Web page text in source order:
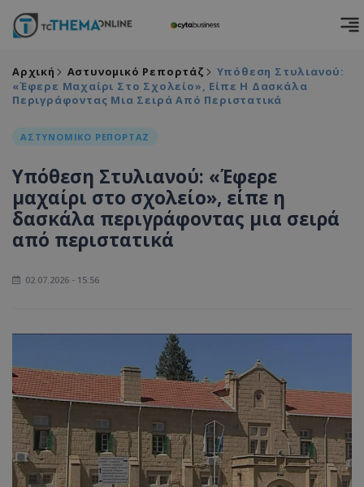
Αρχική Αστυνομικό Ρεπορτάζ
Υπόθεση Στυλιανού:
«Έφερε Μαχαίρι Στο Σχολείο», Είπε Η Δασκάλα
Περιγράφοντας Μια Σειρά Από Περιστατικά
ΑΣΤΥΝΟΜΙΚΟ ΡΕΠΟΡΤΑΖ
Υπόθεση Στυλιανού: «Έφερε
μαχαίρι στο σχολείο», είπε η
δασκάλα περιγράφοντας μια σειρά
από περιστατικά
02.07.2026 - 15:56